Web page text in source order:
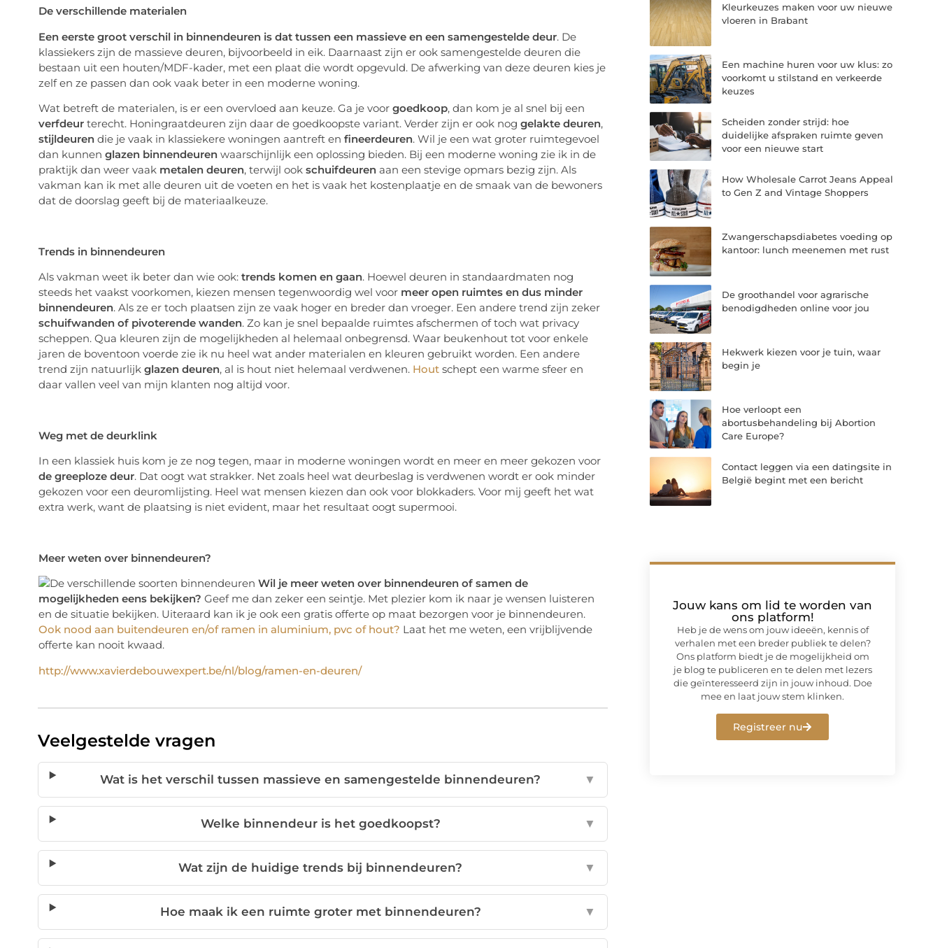
De verschillende materialen
Een eerste groot verschil in binnendeuren is dat tussen een massieve en een samengestelde deur. De
klassiekers zijn de massieve deuren, bijvoorbeeld in eik. Daarnaast zijn er ook samengestelde deuren die
bestaan uit een houten/MDF-kader, met een plaat die wordt opgevuld. De afwerking van deze deuren kies je
zelf en ze passen dan ook vaak beter in een moderne woning.
Wat betreft de materialen, is er een overvloed aan keuze. Ga je voor goedkoop, dan kom je al snel bij een
verfdeurterecht. Honingraatdeuren zijn daar de goedkoopste variant. Verder zijn er ook nog gelakte deuren,
stijldeurendie je vaak in klassiekere woningen aantreft en fineerdeuren. Wil je een wat groter ruimtegevoel
dan kunnen glazen binnendeurenwaarschijnlijk een oplossing bieden. Bij een moderne woning zie ik in de
praktijk dan weer vaak metalen deuren, terwijl ook schuifdeurenaan een stevige opmars bezig zijn. Als
vakman kan ik met alle deuren uit de voeten en het is vaak het kostenplaatje en de smaak van de bewoners
dat de doorslag geeft bij de materiaalkeuze.
Trends in binnendeuren
Als vakman weet ik beter dan wie ook: trends komen en gaan. Hoewel deuren in standaardmaten nog
steeds het vaakst voorkomen, kiezen mensen tegenwoordig wel voor meer open ruimtes en dus minder
binnendeuren. Als ze er toch plaatsen zijn ze vaak hoger en breder dan vroeger. Een andere trend zijn zeker
schuifwanden of pivoterende wanden. Zo kan je snel bepaalde ruimtes afschermen of toch wat privacy
scheppen. Qua kleuren zijn de mogelijkheden al helemaal onbegrensd. Waar beukenhout tot voor enkele
jaren de boventoon voerde zie ik nu heel wat ander materialen en kleuren gebruikt worden. Een andere
trend zijn natuurlijk glazen deuren, al is hout niet helemaal verdwenen. Houtschept een warme sfeer en
daar vallen veel van mijn klanten nog altijd voor.
Weg met de deurklink
In een klassiek huis kom je ze nog tegen, maar in moderne woningen wordt en meer en meer gekozen voor
de greeploze deur. Dat oogt wat strakker. Net zoals heel wat deurbeslag is verdwenen wordt er ook minder
gekozen voor een deuromlijsting. Heel wat mensen kiezen dan ook voor blokkaders. Voor mij geeft het wat
extra werk, want de plaatsing is niet evident, maar het resultaat oogt supermooi.
Meer weten over binnendeuren?
Wil je meer weten over binnendeuren of samen de
mogelijkheden eens bekijken? Geef me dan zeker een seintje. Met plezier kom ik naar je wensen luisteren
en de situatie bekijken. Uiteraard kan ik je ook een gratis offerte op maat bezorgen voor je binnendeuren.
Ook nood aan buitendeuren en/of ramen in aluminium, pvc of hout? Laat het me weten, een vrijblijvende
offerte kan nooit kwaad.
http://www.xavierdebouwexpert.be/nl/blog/ramen-en-deuren/
Veelgestelde vragen
Wat is het verschil tussen massieve en samengestelde binnendeuren? ▼
Welke binnendeur is het goedkoopst? ▼
Wat zijn de huidige trends bij binnendeuren? ▼
Hoe maak ik een ruimte groter met binnendeuren? ▼
Kleurkeuzes maken voor uw nieuwe
vloeren in Brabant
Een machine huren voor uw klus: zo
voorkomt u stilstand en verkeerde
keuzes
Scheiden zonder strijd: hoe
duidelijke afspraken ruimte geven
voor een nieuwe start
How Wholesale Carrot Jeans Appeal
to Gen Z and Vintage Shoppers
Zwangerschapsdiabetes voeding op
kantoor: lunch meenemen met rust
De groothandel voor agrarische
benodigdheden online voor jou
Hekwerk kiezen voor je tuin, waar
begin je
Hoe verloopt een
abortusbehandeling bij Abortion
Care Europe?
Contact leggen via een datingsite in
België begint met een bericht
Jouw kans om lid te worden van
ons platform!
Heb je de wens om jouw ideeën, kennis of
verhalen met een breder publiek te delen?
Ons platform biedt je de mogelijkheid om
je blog te publiceren en te delen met lezers
die geïnteresseerd zijn in jouw inhoud. Doe
mee en laat jouw stem klinken.
Registreer nu